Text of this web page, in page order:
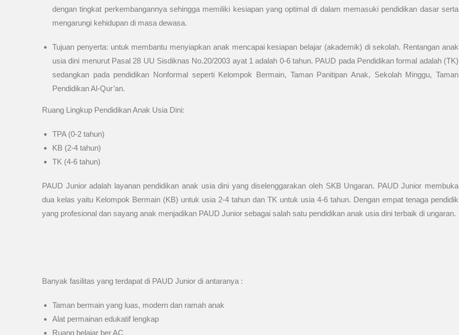
dengan tingkat perkembangannya sehingga memiliki kesiapan yang optimal di dalam memasuki pendidikan dasar serta
mengarungi kehidupan di masa dewasa.
Tujuan penyerta: untuk membantu menyiapkan anak mencapai kesiapan belajar (akademik) di sekolah. Rentangan anak
usia dini menurut Pasal 28 UU Sisdiknas No.20/2003 ayat 1 adalah 0-6 tahun. PAUD pada Pendidikan formal adalah (TK)
sedangkan pada pendidikan Nonformal seperti Kelompok Bermain, Taman Panitipan Anak, Sekolah Minggu, Taman
Pendidikan Al-Qur’an.
Ruang Lingkup Pendidikan Anak Usia Dini:
TPA (0-2 tahun)
KB (2-4 tahun)
TK (4-6 tahun)
PAUD Junior adalah layanan pendidikan anak usia dini yang diselenggarakan oleh SKB Ungaran. PAUD Junior membuka
dua kelas yaitu Kelompok Bermain (KB) untuk usia 2-4 tahun dan TK untuk usia 4-6 tahun. Dengan empat tenaga pendidik
yang profesional dan sayang anak menjadikan PAUD Junior sebagai salah satu pendidikan anak usia dini terbaik di ungaran.
Banyak fasilitas yang terdapat di PAUD Junior di antaranya :
Taman bermain yang luas, modern dan ramah anak
Alat permainan edukatif lengkap
Ruang belajar ber AC